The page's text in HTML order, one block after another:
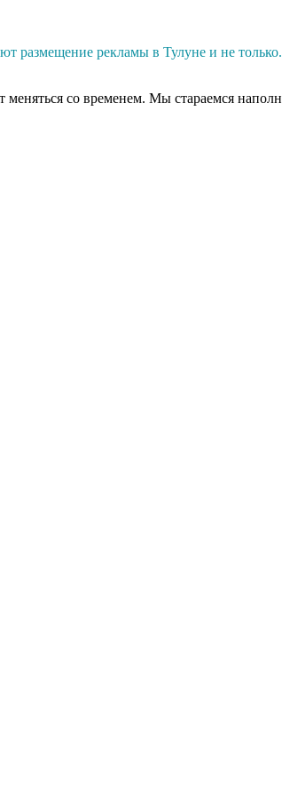
размещение рекламы в Тулуне и не
со временем. Мы стараемся